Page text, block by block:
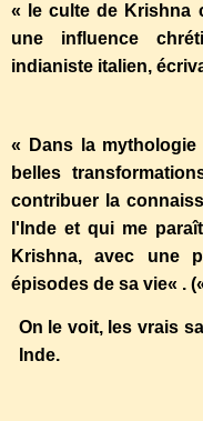
« le culte de Krishna
une influence
indianiste italien,
« Dans la
belles
contribuer la
l'Inde et qui me
Krishna, avec une
épisodes de sa vie« .
On le voit, les vrais
Inde.